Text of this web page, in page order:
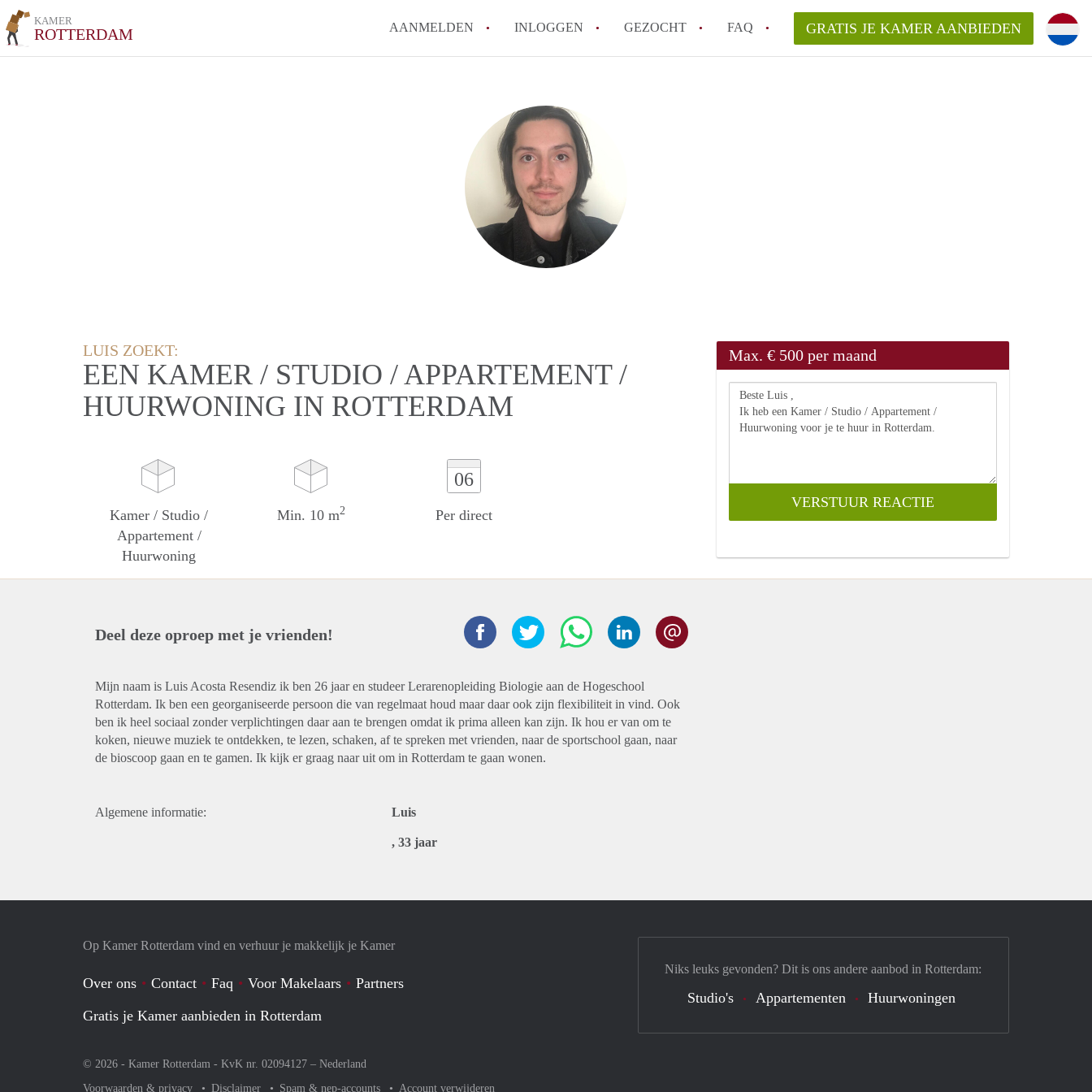
KAMER
ROTTERDAM AANMELDEN INLOGGEN GEZOCHT FAQ
Hoe groot is de kans dat ik snel een kamer vind?
Wat kost een studentenkamer gemiddeld in Rotterdam?
In welke wijken van Rotterdam kan ik het beste wonen als student?
Hoe vind ik een kamer in Rotterdam?
Alle veelgestelde vragen
GRATIS JE KAMER AANBIEDEN
LUIS ZOEKT:
EEN KAMER / STUDIO / APPARTEMENT /
HUURWONING IN ROTTERDAM
Kamer / Studio /
Appartement /
Huurwoning
Min. 10 m2
06
Per direct
Max. € 500 per maand
Deel deze oproep met je vrienden!
Mijn naam is Luis Acosta Resendiz ik ben 26 jaar en studeer Lerarenopleiding Biologie aan de Hogeschool
Rotterdam. Ik ben een georganiseerde persoon die van regelmaat houd maar daar ook zijn flexibiliteit in vind. Ook
ben ik heel sociaal zonder verplichtingen daar aan te brengen omdat ik prima alleen kan zijn. Ik hou er van om te
koken, nieuwe muziek te ontdekken, te lezen, schaken, af te spreken met vrienden, naar de sportschool gaan, naar
de bioscoop gaan en te gamen. Ik kijk er graag naar uit om in Rotterdam te gaan wonen.
Algemene informatie: Luis
, 33 jaar
Op Kamer Rotterdam vind en verhuur je makkelijk je Kamer
Over ons Contact Faq Voor Makelaars
Partners
Gratis je Kamer aanbieden in Rotterdam
© 2026 - Kamer Rotterdam - KvK nr. 02094127 – Nederland
Voorwaarden & privacy
Disclaimer Spam & nep-accounts Account verwijderen
Niks leuks gevonden? Dit is ons andere aanbod in Rotterdam:
Studio's Appartementen Huurwoningen